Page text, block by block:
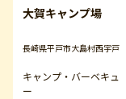
大賀キャンプ場
長崎県平戸市大島村西宇戸
キャンプ・バーベキュ
ー